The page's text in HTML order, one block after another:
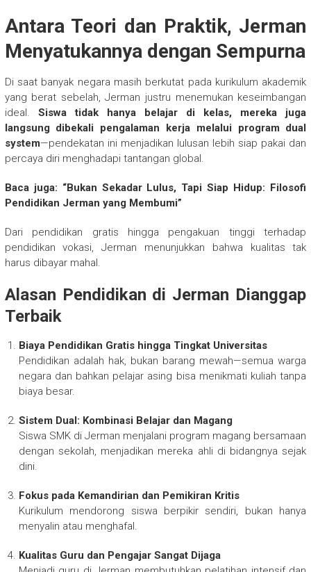
Antara Teori dan Praktik, Jerman
Menyatukannya dengan Sempurna
Di saat banyak negara masih berkutat pada kurikulum akademik
yang berat sebelah, Jerman justru menemukan keseimbangan
ideal. Siswa tidak hanya belajar di kelas, mereka juga
langsung dibekali pengalaman kerja melalui program dual
system—pendekatan ini menjadikan lulusan lebih siap pakai dan
percaya diri menghadapi tantangan global.
Baca juga: “Bukan Sekadar Lulus, Tapi Siap Hidup: Filosofi
Pendidikan Jerman yang Membumi”
Dari pendidikan gratis hingga pengakuan tinggi terhadap
pendidikan vokasi, Jerman menunjukkan bahwa kualitas tak
harus dibayar mahal.
Alasan Pendidikan di Jerman Dianggap
Terbaik
Biaya Pendidikan Gratis hingga Tingkat Universitas
Pendidikan adalah hak, bukan barang mewah—semua warga
negara dan bahkan pelajar asing bisa menikmati kuliah tanpa
biaya besar.
Sistem Dual: Kombinasi Belajar dan Magang
Siswa SMK di Jerman menjalani program magang bersamaan
dengan sekolah, menjadikan mereka ahli di bidangnya sejak
dini.
Fokus pada Kemandirian dan Pemikiran Kritis
Kurikulum mendorong siswa berpikir sendiri, bukan hanya
menyalin atau menghafal.
Kualitas Guru dan Pengajar Sangat Dijaga